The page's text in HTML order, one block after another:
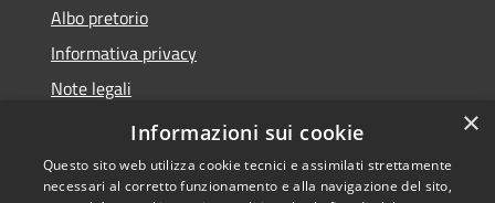
Albo pretorio
Informativa privacy
Note legali
Dichiarazione di accessibilità
×
Informazioni sui cookie
Questo sito web utilizza cookie tecnici e assimilati strettamente
necessari al corretto funzionamento e alla navigazione del sito,